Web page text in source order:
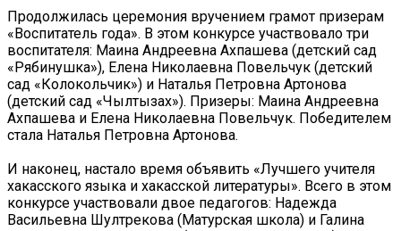
Продолжилась церемония вручением грамот призерам
«Воспитатель года». В этом конкурсе участвовало три
воспитателя: Маина Андреевна Ахпашева (детский сад
«Рябинушка»), Елена Николаевна Повельчук (детский
сад «Колокольчик») и Наталья Петровна Артонова
(детский сад «Чылтызах»). Призеры: Маина Андреевна
Ахпашева и Елена Николаевна Повельчук. Победителем
стала Наталья Петровна Артонова.
И наконец, настало время объявить «Лучшего учителя
хакасского языка и хакасской литературы». Всего в этом
конкурсе участвовали двое педагогов: Надежда
Васильевна Шултрекова (Матурская школа) и Галина